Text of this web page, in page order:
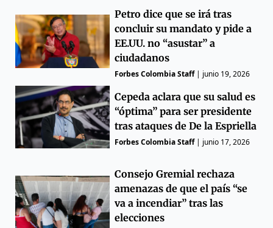
Petro dice que se irá tras
concluir su mandato y pide a
EE.UU. no “asustar” a
ciudadanos
Forbes Colombia Staff| junio 19, 2026
Cepeda aclara que su salud es
“óptima” para ser presidente
tras ataques de De la Espriella
Forbes Colombia Staff| junio 17, 2026
Consejo Gremial rechaza
amenazas de que el país “se
va a incendiar” tras las
elecciones